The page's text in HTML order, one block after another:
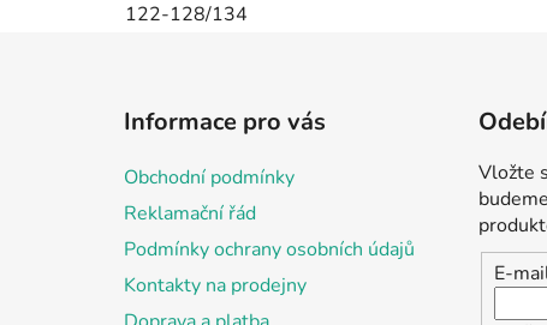
122-128/134
Informace pro vás
Obchodní podmínky
Reklamační řád
Podmínky ochrany osobních údajů
Kontakty na prodejny
Vložte
E-